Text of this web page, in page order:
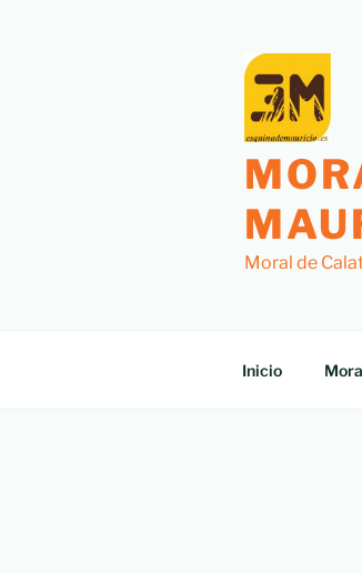
Moral de
Inicio